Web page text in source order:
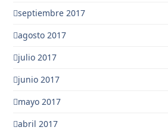
septiembre 2017
agosto 2017
julio 2017
junio 2017
mayo 2017
abril 2017